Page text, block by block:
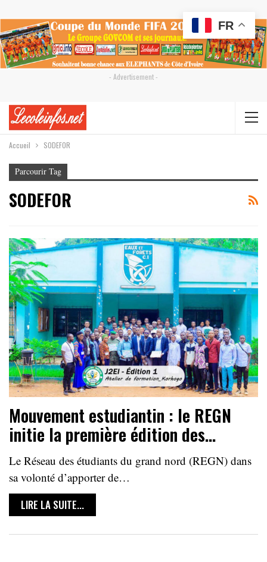
- Advertisement -
Accueil SODEFOR
Parcourir Tag
SODEFOR
Mouvement estudiantin : le REGN
initie la première édition des…
Le Réseau des étudiants du grand nord (REGN) dans
sa volonté d’apporter de…
LIRE LA SUITE...
FR